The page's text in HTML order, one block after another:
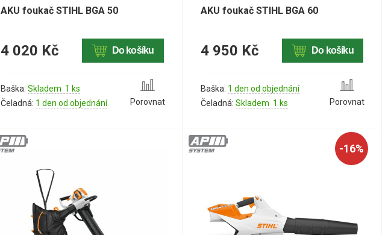
AKU foukač STIHL BGA 50
4 020 Kč Do košíku
Baška:Skladem 1 ks
Čeladná: 1 den od objednání Porovnat
AKU foukač STIHL BGA 60
4 950 Kč Do košíku
Baška: 1 den od objednání
Čeladná: Skladem 1 ks Porovnat
-16%